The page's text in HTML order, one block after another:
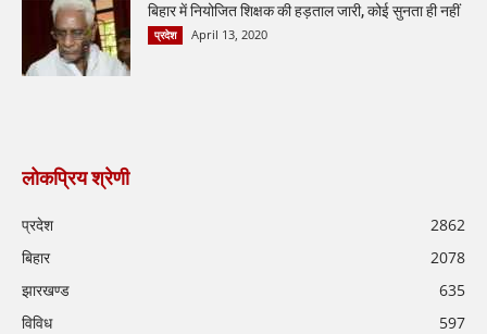
बिहार में नियोजित शिक्षक की हड़ताल जारी, कोई सुनता ही नहीं
प्रदेश April 13, 2020
लोकप्रिय श्रेणी
प्रदेश
2862
बिहार
2078
झारखण्ड
635
विविध
597